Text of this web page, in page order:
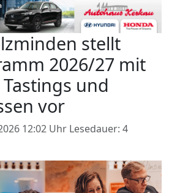
stellt
2026/27 mit
und
vor
12:02 Uhr Lesedauer: 4